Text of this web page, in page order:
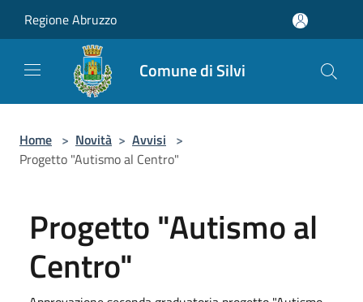
Regione Abruzzo
Comune di Silvi
Home > Novità > Avvisi >
Progetto "Autismo al Centro"
Progetto "Autismo al
Centro"